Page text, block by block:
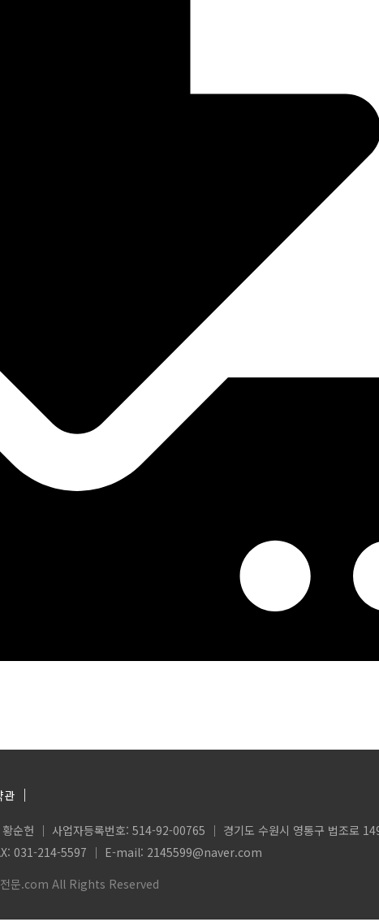
관
순헌 │ 사업자등록번호: 514-92-00765 │ 경기도 수원시 영통구 법조로
031-214-5597 │ E-mail: 2145599@naver.com
문.com All Rights Reserved